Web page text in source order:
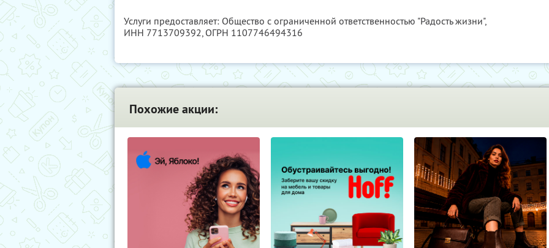
Услуги предоставляет: Общество с ограниченной ответственностью "Радость жизни",
ИНН 7713709392, ОГРН 1107746494316
Похожие акции: